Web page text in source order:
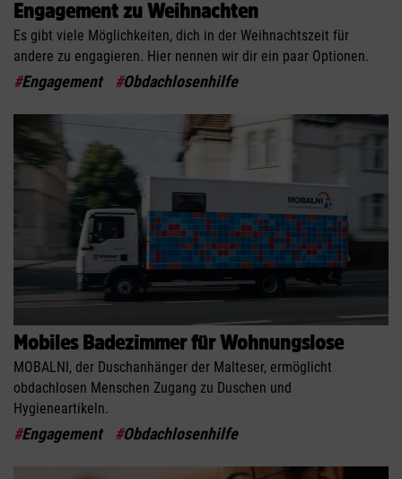
Engagement zu Weihnachten
Es gibt viele Möglichkeiten, dich in der Weihnachtszeit für
andere zu engagieren. Hier nennen wir dir ein paar Optionen.
#Engagement #Obdachlosenhilfe
Mobiles Badezimmer für Wohnungslose
MOBALNI, der Duschanhänger der Malteser, ermöglicht
obdachlosen Menschen Zugang zu Duschen und
Hygieneartikeln.
#Engagement #Obdachlosenhilfe